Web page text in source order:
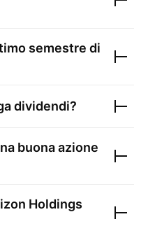
semestre di
dividendi?
buona azione
Holdings